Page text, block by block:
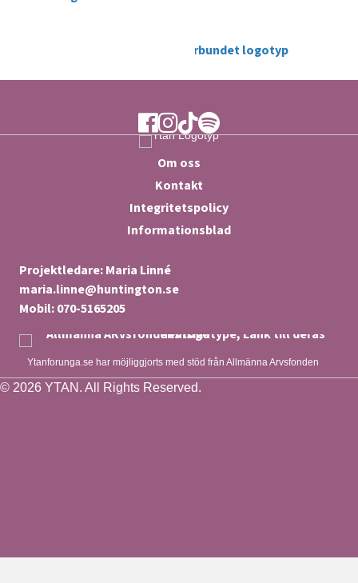
Ytan Facebook
Ytan Instagram
Ytan TikTok
Ytan Spotify
Om oss
Kontakt
Integritetspolicy
Informationsblad
Projektledare: Maria Linné
maria.linne@huntington.se
Mobil: 070-5165205
Ytanforunga.se har möjliggjorts med stöd från Allmänna Arvsfonden
© 2026 YTAN. All Rights Reserved.